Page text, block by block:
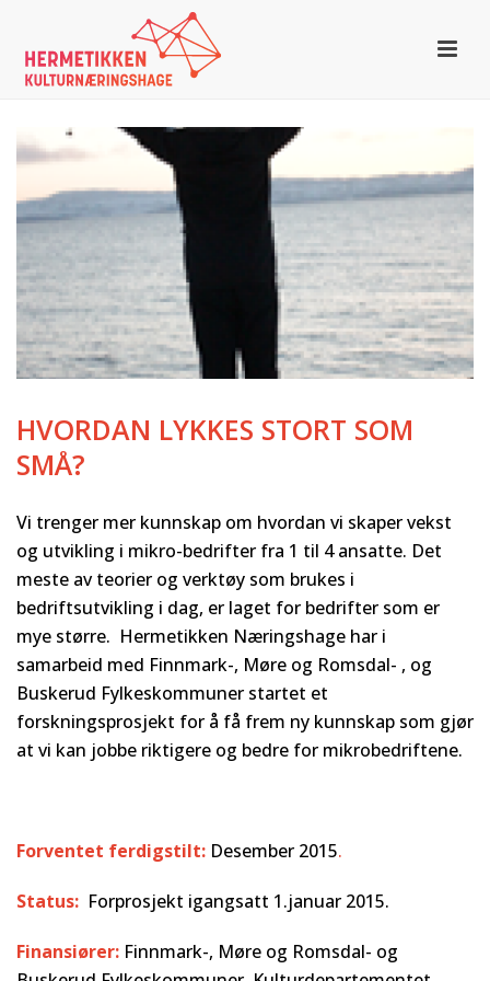
HVORDAN LYKKES STORT SOM
SMÅ?
Vi trenger mer kunnskap om hvordan vi skaper vekst
og utvikling i mikro-bedrifter fra 1 til 4 ansatte. Det
meste av teorier og verktøy som brukes i
bedriftsutvikling i dag, er laget for bedrifter som er
mye større. Hermetikken Næringshage har i
samarbeid med Finnmark-, Møre og Romsdal- , og
Buskerud Fylkeskommuner startet et
forskningsprosjekt for å få frem ny kunnskap som gjør
at vi kan jobbe riktigere og bedre for mikrobedriftene.
Forventet ferdigstilt: Desember 2015.
Status: Forprosjekt igangsatt 1.januar 2015.
Finansiører: Finnmark-, Møre og Romsdal- og